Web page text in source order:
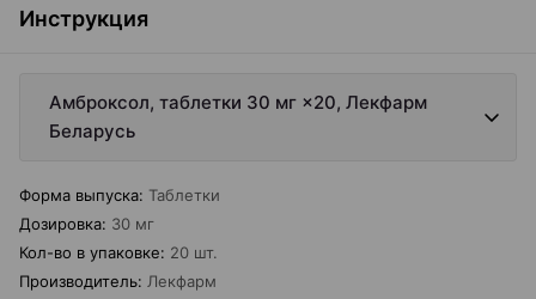
Инструкция
Амброксол, таблетки 30 мг ×20, Лекфарм
Беларусь
Форма выпуска: Таблетки
Дозировка: 30 мг
Кол-во в упаковке: 20 шт.
Производитель: Лекфарм